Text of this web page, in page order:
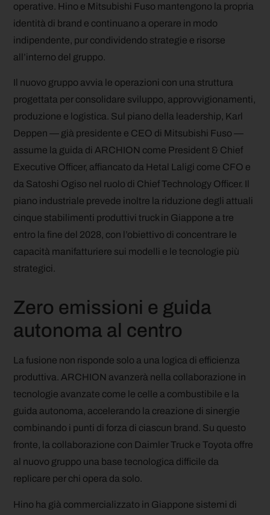
operative. Hino e Mitsubishi Fuso mantengono la propria
identità di brand e continuano a operare in modo
indipendente, pur condividendo strategie e risorse
all’interno del gruppo.
Il nuovo gruppo avvia le operazioni con una struttura
progettata per consolidare sviluppo, approvvigionamenti,
produzione e logistica. Sul piano della leadership, Karl
Deppen — già presidente e CEO di Mitsubishi Fuso —
assume la guida di ARCHION come President & Chief
Executive Officer, affiancato da Hetal Laligi come CFO e
da Satoshi Ogiso nel ruolo di Chief Technology Officer. Il
piano industriale prevede inoltre la riduzione degli attuali
cinque stabilimenti produttivi truck in Giappone a tre
entro la fine del 2028, con l’obiettivo di concentrare le
capacità manifatturiere sui modelli e le tecnologie più
strategici.
Zero emissioni e guida
autonoma al centro
La fusione non risponde solo a una logica di efficienza
produttiva. ARCHION avanzerà nella collaborazione in
tecnologie avanzate come le celle a combustibile e la
guida autonoma, accelerando la creazione di sinergie
combinando i punti di forza di ciascun brand. Su questo
fronte, la collaborazione con Daimler Truck e Toyota offre
al nuovo gruppo una base tecnologica difficile da
replicare per chi opera da solo.
Hino ha già commercializzato in Giappone sistemi di